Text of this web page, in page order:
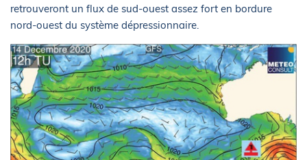
retrouveront un flux de sud-ouest assez fort en bordure
nord-ouest du système dépressionnaire.